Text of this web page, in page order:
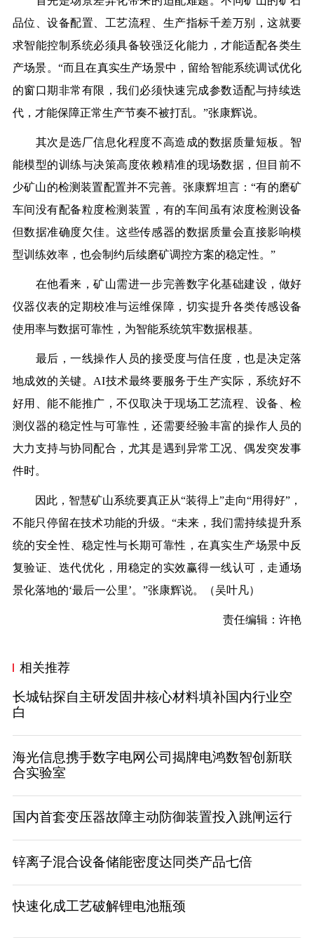
品位、设备配置、工艺流程、生产指标千差万别，这就要
求智能控制系统必须具备较强泛化能力，才能适配各类生
产场景。“而且在真实生产场景中，留给智能系统调试优化
的窗口期非常有限，我们必须快速完成参数适配与持续迭
代，才能保障正常生产节奏不被打乱。”张康辉说。
其次是选厂信息化程度不高造成的数据质量短板。智
能模型的训练与决策高度依赖精准的现场数据，但目前不
少矿山的检测装置配置并不完善。张康辉坦言：“有的磨矿
车间没有配备粒度检测装置，有的车间虽有浓度检测设备
但数据准确度欠佳。这些传感器的数据质量会直接影响模
型训练效率，也会制约后续磨矿调控方案的稳定性。”
在他看来，矿山需进一步完善数字化基础建设，做好
仪器仪表的定期校准与运维保障，切实提升各类传感设备
使用率与数据可靠性，为智能系统筑牢数据根基。
最后，一线操作人员的接受度与信任度，也是决定落
地成效的关键。AI技术最终要服务于生产实际，系统好不
好用、能不能推广，不仅取决于现场工艺流程、设备、检
测仪器的稳定性与可靠性，还需要经验丰富的操作人员的
大力支持与协同配合，尤其是遇到异常工况、偶发突发事
件时。
因此，智慧矿山系统要真正从“装得上”走向“用得好”，
不能只停留在技术功能的升级。“未来，我们需持续提升系
统的安全性、稳定性与长期可靠性，在真实生产场景中反
复验证、迭代优化，用稳定的实效赢得一线认可，走通场
景化落地的‘最后一公里’。”张康辉说。（吴叶凡）
责任编辑：许艳
相关推荐
长城钻探自主研发固井核心材料填补国内行业空
白
海光信息携手数字电网公司揭牌电鸿数智创新联
合实验室
国内首套变压器故障主动防御装置投入跳闸运行
锌离子混合设备储能密度达同类产品七倍
快速化成工艺破解锂电池瓶颈